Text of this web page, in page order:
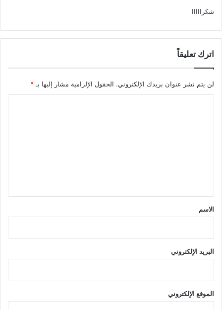
ل
شكرااااا
اترك تعليقاً
لن يتم نشر عنوان بريدك الإلكتروني. الحقول الإلزامية مشار إليها بـ*
*
الاسم
البريد الإلكتروني
الموقع الإلكتروني